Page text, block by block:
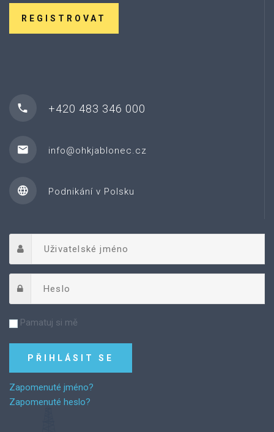
REGISTROVAT
+420 483 346 000
info@ohkjablonec.cz
Podnikání v Polsku
Pamatuj si mě
Zapomenuté jméno?
Zapomenuté heslo?